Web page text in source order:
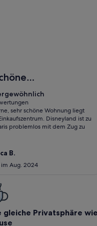
für
,
und
sehr schöne Wohnung liegt
Disneyland ist zu
problemlos mit dem Zug zu
B.
Aug. 2024
gleiche Privatsphäre